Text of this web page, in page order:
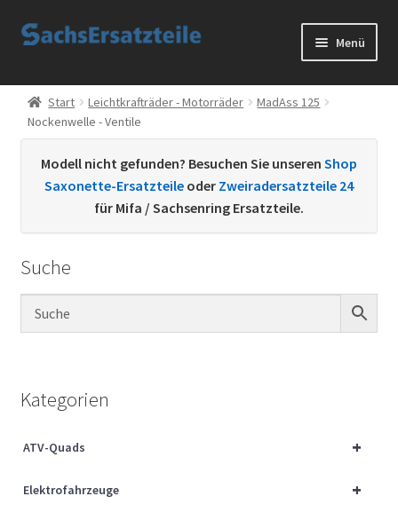
Zur
Zum
Menü
Start
AGB
Datenschutzerklärung
Kontakt
Sachs Ersatzteile
Über uns
Start Leichtkrafträder - Motorräder
MadAss 125
Nockenwelle - Ventile
Modell nicht gefunden? Besuchen Sie unseren Shop
Saxonette-Ersatzteile oder Zweiradersatzteile 24
für Mifa / Sachsenring Ersatzteile.
Suche
Kategorien
+
ATV-Quads
+
Elektrofahrzeuge